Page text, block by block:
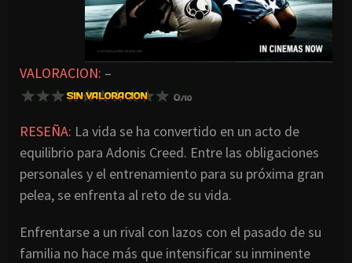
VALORACION: –
RESEÑA: La vida se ha convertido en un acto de
equilibrio para Adonis Creed. Entre las obligaciones
personales y el entrenamiento para su próxima gran
pelea, se enfrenta al reto de su vida.
Enfrentarse a un rival con lazos con el pasado de su
familia no hace más que intensificar su inminente